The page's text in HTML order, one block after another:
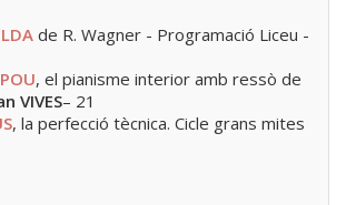
de R. Wagner - Programació Liceu -
, el pianisme interior amb ressò de
VIVES– 21
, la perfecció tècnica. Cicle grans mites